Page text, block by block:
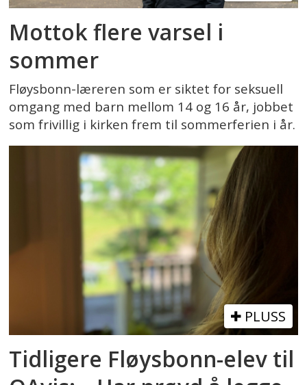
Mottok flere varsel i
sommer
Fløysbonn-læreren som er siktet for seksuell
omgang med barn mellom 14 og 16 år, jobbet
som frivillig i kirken frem til sommerferien i år.
PLUSS
Tidligere Fløysbonn-elev til